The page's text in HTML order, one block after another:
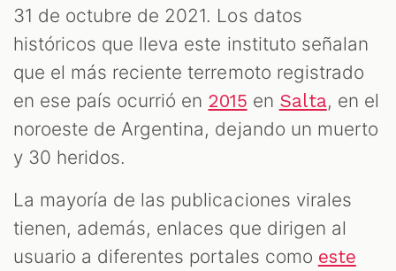
31 de octubre de 2021. Los datos
históricos que lleva este instituto señalan
que el más reciente terremoto registrado
en ese país ocurrió en 2015 en Salta, en el
noroeste de Argentina, dejando un muerto
y 30 heridos.
La mayoría de las publicaciones virales
tienen, además, enlaces que dirigen al
usuario a diferentes portales como este